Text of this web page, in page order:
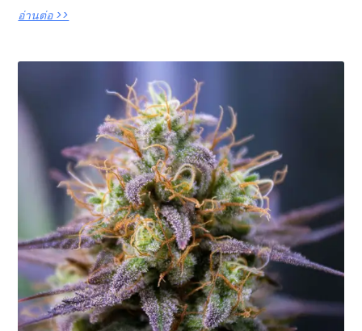
อ่านต่อ >>